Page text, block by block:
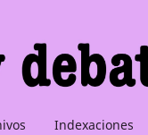
Indexaciones